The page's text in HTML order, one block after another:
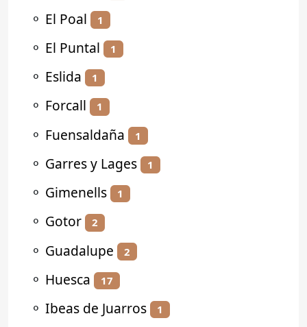
⚬ El Poal 1
⚬ El Puntal 1
⚬ Eslida 1
⚬ Forcall 1
⚬ Fuensaldaña 1
⚬ Garres y Lages 1
⚬ Gimenells 1
⚬ Gotor 2
⚬ Guadalupe 2
⚬ Huesca 17
⚬ Ibeas de Juarros 1